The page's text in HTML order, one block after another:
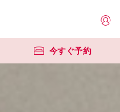
今すぐ予約